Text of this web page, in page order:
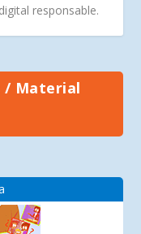
responsable.
/ Material